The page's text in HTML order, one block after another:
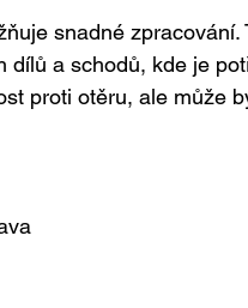
snadné zpracování.
dílů a schodů, kde je
proti otěru, ale může